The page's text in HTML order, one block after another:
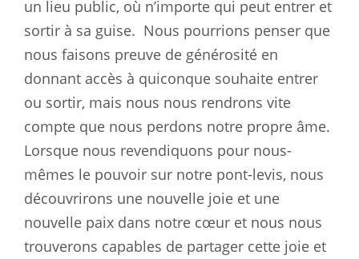
un lieu public, où n’importe qui peut entrer et
sortir à sa guise. Nous pourrions penser que
nous faisons preuve de générosité en
donnant accès à quiconque souhaite entrer
ou sortir, mais nous nous rendrons vite
compte que nous perdons notre propre âme.
Lorsque nous revendiquons pour nous-
mêmes le pouvoir sur notre pont-levis, nous
découvrirons une nouvelle joie et une
nouvelle paix dans notre cœur et nous nous
trouverons capables de partager cette joie et